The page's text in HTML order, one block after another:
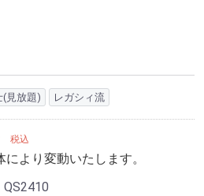
(見放題) レガシィ流
税込
より変動いたします。
QS2410